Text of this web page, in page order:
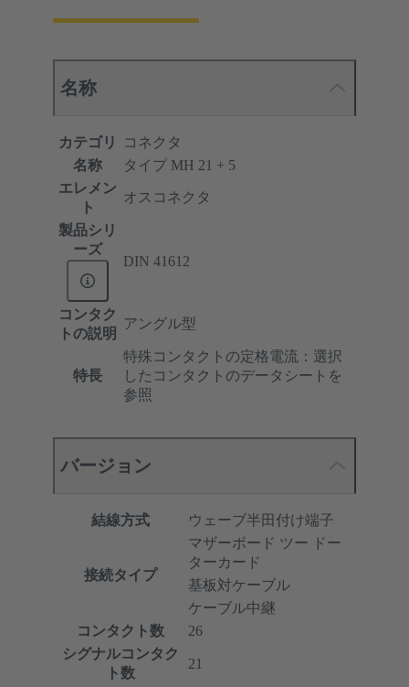
名称
カテゴリ
コネクタ
名称
タイプ MH 21 + 5
エレメン
ト
オスコネクタ
製品シリ
ーズ
DIN 41612
コンタク
トの説明
アングル型
特長
特殊コンタクトの定格電流：選択
したコンタクトのデータシートを
参照
バージョン
結線方式 ウェーブ半田付け端子
接続タイプ
マザーボード ツー ドー
ターカード
基板対ケーブル
ケーブル中継
コンタクト数
26
シグナルコンタク
ト数
21